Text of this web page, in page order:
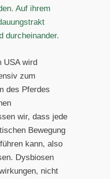
Auf ihrem
durcheinander.
USA wird
zum
des Pferdes
wir, dass jede
Bewegung
kann, also
Dysbiosen
nicht